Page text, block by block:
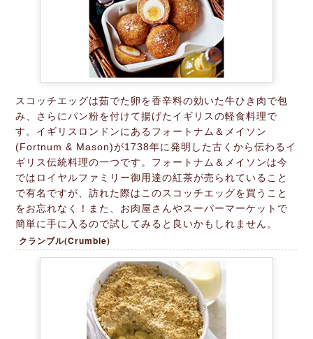
スコッチエッグは茹でた卵を香辛料の効いた牛ひき肉で包
み、さらにパン粉を付けて揚げたイギリスの軽食料理で
す。イギリスロンドンにあるフォートナム＆メイソン
(Fortnum & Mason)が1738年に発明した古くから伝わるイ
ギリス伝統料理の一つです。フォートナム＆メイソンは今
ではロイヤルファミリー御用達の紅茶が売られていること
で有名ですが、訪れた際はこのスコッチエッグを買うこと
をお忘れなく！また、お肉屋さんやスーパーマーケットで
簡単に手に入るので試してみると良いかもしれません。
クランブル(Crumble)